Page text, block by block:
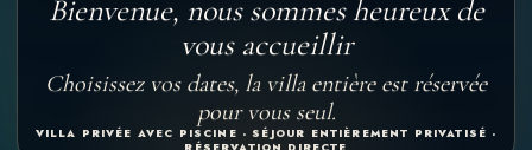
Villa privée avec piscine
dans les Alpes du Sud
LOCATION DE VACANCES DANS LES HAUTES-
ALPES, À VEYNES